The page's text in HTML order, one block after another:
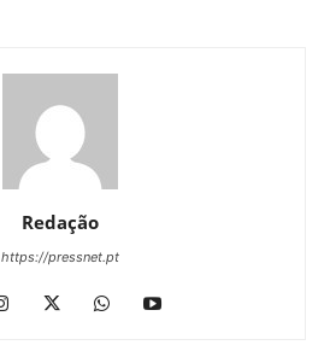
Redação
https://pressnet.pt